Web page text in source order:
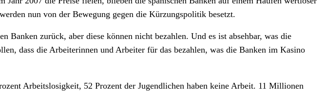
nun von der Bewegung gegen die Kürzungspolitik besetzt.
Banken zurück, aber diese können nicht bezahlen. Und es ist absehbar, was die
dass die Arbeiterinnen und Arbeiter für das bezahlen, was die Banken im Kasino
Arbeitslosigkeit, 52 Prozent der Jugendlichen haben keine Arbeit. 11 Millionen